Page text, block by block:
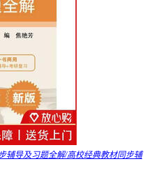
辅导及习题全解/高校经典教材同步辅